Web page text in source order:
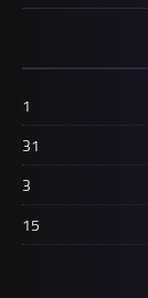
1
31
3
15